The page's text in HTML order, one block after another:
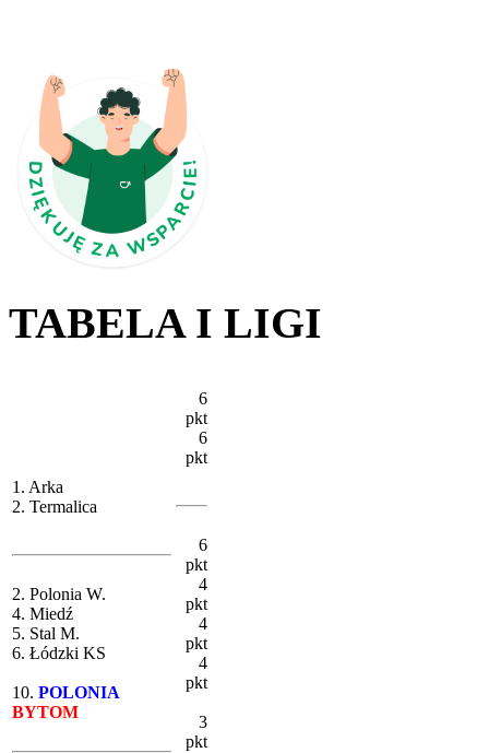
TABELA I LIGI
1. Arka
2. Termalica
2. Polonia W.
4. Miedź
5. Stal M.
6. Łódzki KS
10. POLONIA
BYTOM
6
pkt
6
pkt
6
pkt
4
pkt
4
pkt
4
pkt
3
pkt